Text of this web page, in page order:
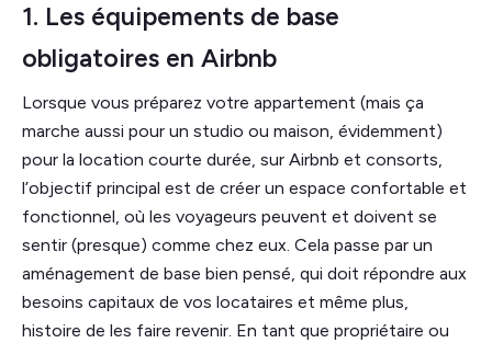
1. Les équipements de base
obligatoires en Airbnb
Lorsque vous préparez votre appartement (mais ça
marche aussi pour un studio ou maison, évidemment)
pour la location courte durée, sur Airbnb et consorts,
l’objectif principal est de créer un espace confortable et
fonctionnel, où les voyageurs peuvent et doivent se
sentir (presque) comme chez eux. Cela passe par un
aménagement de base bien pensé, qui doit répondre aux
besoins capitaux de vos locataires et même plus,
histoire de les faire revenir. En tant que propriétaire ou